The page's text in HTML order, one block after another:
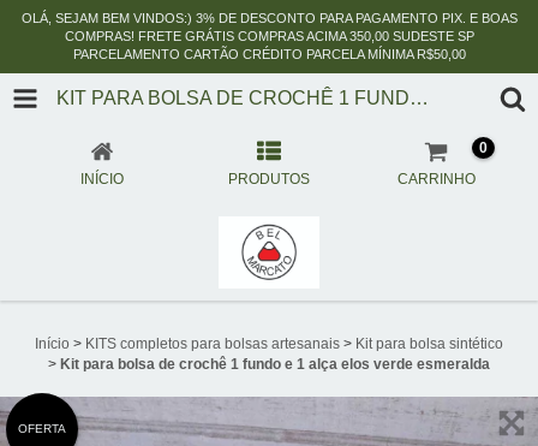
OLÁ, SEJAM BEM VINDOS:) 3% DE DESCONTO PARA PAGAMENTO PIX. E BOAS
COMPRAS! FRETE GRÁTIS COMPRAS ACIMA 350,00 SUDESTE SP
PARCELAMENTO CARTÃO CRÉDITO PARCELA MÍNIMA R$50,00
KIT PARA BOLSA DE CROCHÊ 1 FUNDO E 1 ALÇA ELOS VERDE ESMERALDA
INÍCIO PRODUTOS CARRINHO
0
Início > KITS completos para bolsas artesanais > Kit para bolsa sintético
> Kit para bolsa de crochê 1 fundo e 1 alça elos verde esmeralda
OFERTA